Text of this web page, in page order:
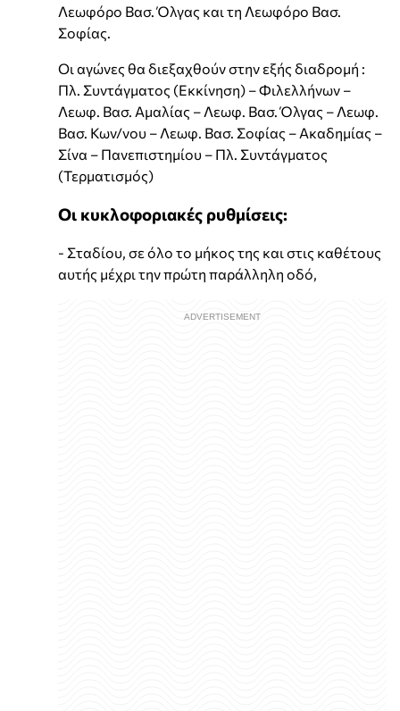
Λεωφόρο Βασ. Όλγας και τη Λεωφόρο Βασ.
Σοφίας.
Οι αγώνες θα διεξαχθούν στην εξής διαδρομή :
Πλ. Συντάγματος (Εκκίνηση) – Φιλελλήνων –
Λεωφ. Βασ. Αμαλίας – Λεωφ. Βασ. Όλγας – Λεωφ.
Βασ. Κων/νου – Λεωφ. Βασ. Σοφίας – Ακαδημίας –
Σίνα – Πανεπιστημίου – Πλ. Συντάγματος
(Τερματισμός)
Οι κυκλοφοριακές ρυθμίσεις:
- Σταδίου, σε όλο το μήκος της και στις καθέτους
αυτής μέχρι την πρώτη παράλληλη οδό,